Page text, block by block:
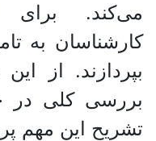
می‌کند. برای
کارشناسان به
بپردازند. از
بررسی کلی در
تشریح این مهم